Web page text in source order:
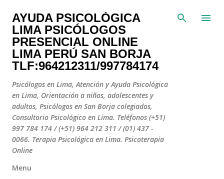
Ir al contenido principal
AYUDA PSICOLÓGICA
LIMA PSICÓLOGOS
PRESENCIAL ONLINE
LIMA PERÚ SAN BORJA
TLF:964212311/997784174
Psicólogos en Lima, Atención y Ayuda Psicológica
en Lima, Orientación a niños, adolescentes y
adultos, Psicólogos en San Borja colegiados,
Consultorio Psicológico en Lima. Teléfonos (+51)
997 784 174 / (+51) 964 212 311 / (01) 437 -
0066. Terapia Psicológica en Lima. Psicoterapia
Online
Menu